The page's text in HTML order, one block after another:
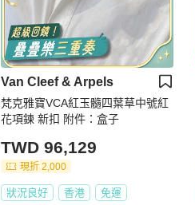
Van Cleef & Arpels
梵克雅寶VCA紅玉髓四葉草中號紅
花項鍊 新扣 附件：盒子
TWD 96,129
現折 2,000
狀況良好 香港 免運